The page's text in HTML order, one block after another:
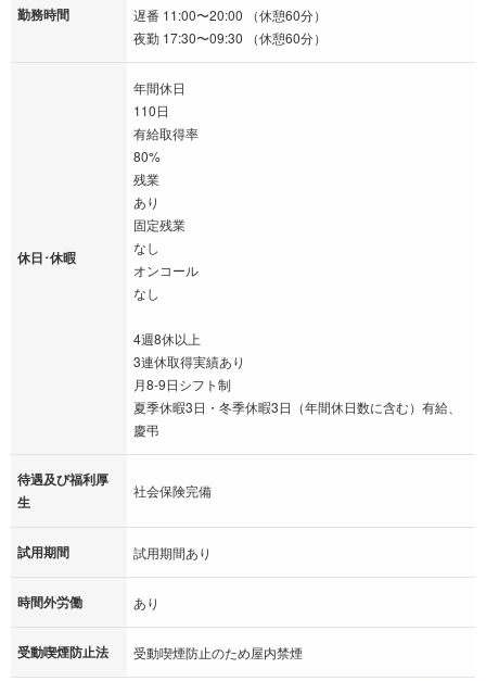
勤務時間
遅番 11:00〜20:00 （休憩60分）
夜勤 17:30〜09:30 （休憩60分）
休日･休暇
年間休日
110日
有給取得率
80%
残業
あり
固定残業
なし
オンコール
なし
4週8休以上
3連休取得実績あり
月8-9日シフト制
夏季休暇3日・冬季休暇3日（年間休日数に含む）有給、
慶弔
待遇及び福利厚
生
社会保険完備
試用期間 試用期間あり
時間外労働 あり
受動喫煙防止法 受動喫煙防止のため屋内禁煙